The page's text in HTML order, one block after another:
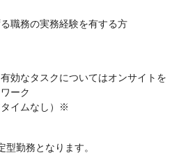
職務の実務経験を有する方
効なタスクについてはオンサイトを
ーク
イムなし）※
勤務となります。